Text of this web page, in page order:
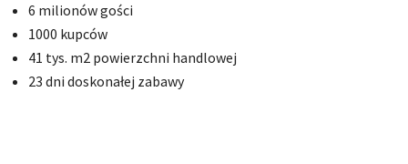
6 milionów gości
1000 kupców
41 tys. m2 powierzchni handlowej
23 dni doskonałej zabawy